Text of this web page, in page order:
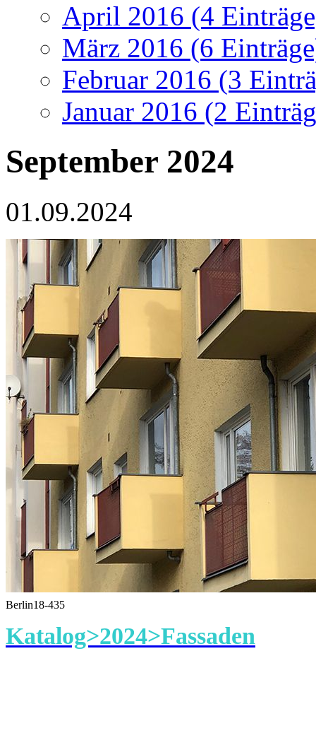
April 2016 (4
März 2016 (6
Februar 2016 (3
Januar 2016 (2
September 2024
01.09.2024
Berlin18-435
Katalog>2024>Fassaden